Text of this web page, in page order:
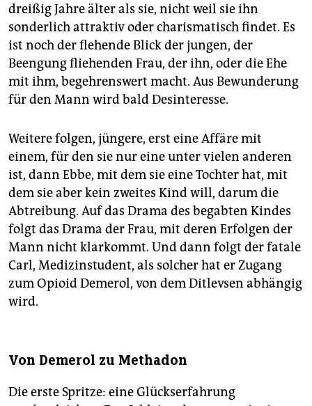
dreißig Jahre älter als sie, nicht weil sie ihn
sonderlich attraktiv oder charismatisch findet. Es
ist noch der flehende Blick der jungen, der
Beengung fliehenden Frau, der ihn, oder die Ehe
mit ihm, begehrenswert macht. Aus Bewunderung
für den Mann wird bald Desinteresse.
Weitere folgen, jüngere, erst eine Affäre mit
einem, für den sie nur eine unter vielen anderen
ist, dann Ebbe, mit dem sie eine Tochter hat, mit
dem sie aber kein zweites Kind will, darum die
Abtreibung. Auf das Drama des begabten Kindes
folgt das Drama der Frau, mit deren Erfolgen der
Mann nicht klarkommt. Und dann folgt der fatale
Carl, Medizinstudent, als solcher hat er Zugang
zum Opioid Demerol, von dem Ditlevsen abhängig
wird.
Von Demerol zu Methadon
Die erste Spritze: eine Glückserfahrung